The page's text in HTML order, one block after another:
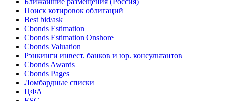
Ближайшие размещения (Россия)
Поиск котировок облигаций
Best bid/ask
Cbonds Estimation
Cbonds Estimation Onshore
Cbonds Valuation
Рэнкинги инвест. банков и юр. консультантов
Cbonds Awards
Cbonds Pages
Ломбардные списки
ЦФА